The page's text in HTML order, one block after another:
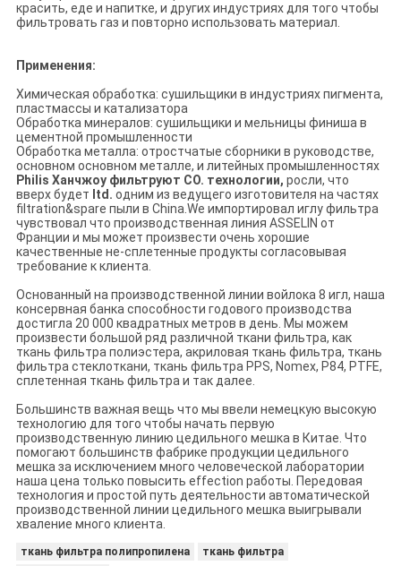
красить, еде и напитке, и других индустриях для того чтобы
фильтровать газ и повторно использовать материал.
Применения:
Химическая обработка: сушильщики в индустриях пигмента,
пластмассы и катализатора
Обработка минералов: сушильщики и мельницы финиша в
цементной промышленности
Обработка металла: отростчатые сборники в руководстве,
основном основном металле, и литейных промышленностях
Philis Ханчжоу фильтруют CO. технологии, росли, что
вверх будет ltd. одним из ведущего изготовителя на частях
filtration&spare пыли в China.We импортировал иглу фильтра
чувствовал что производственная линия ASSELIN от
Франции и мы может произвести очень хорошие
качественные не-сплетенные продукты согласовывая
требование к клиента.
Основанный на производственной линии войлока 8 игл, наша
консервная банка способности годового производства
достигла 20 000 квадратных метров в день. Мы можем
произвести большой ряд различной ткани фильтра, как
ткань фильтра полиэстера, акриловая ткань фильтра, ткань
фильтра стеклоткани, ткань фильтра PPS, Nomex, P84, PTFE,
сплетенная ткань фильтра и так далее.
Большинств важная вещь что мы ввели немецкую высокую
технологию для того чтобы начать первую
производственную линию цедильного мешка в Китае. Что
помогают большинств фабрике продукции цедильного
мешка за исключением много человеческой лаборатории
наша цена только повысить effection работы. Передовая
технология и простой путь деятельности автоматической
производственной линии цедильного мешка выигрывали
хваление много клиента.
ткань фильтра полипропилена
ткань фильтра